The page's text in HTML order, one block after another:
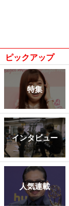
ピックアップ
特集
インタビュー
人気連載